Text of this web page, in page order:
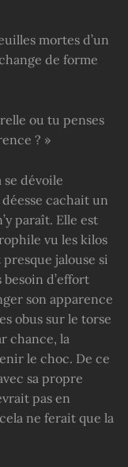
mortes d’un
de forme
ou tu penses
? »
se dévoile
cachait un
paraît. Elle est
vu les kilos
jalouse si
besoin d’effort
son apparence
obus sur le torse
chance, la
le choc. De ce
sa propre
pas en
ne ferait que la